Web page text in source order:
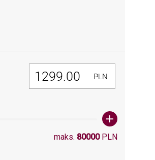
wartość 300, PLN
maks. 80000PLN